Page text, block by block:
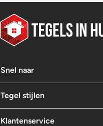
Snel naar
Tegel stijlen
Klantenservice